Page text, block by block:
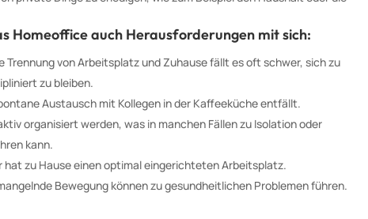
Homeoffice auch Herausforderungen mit sich:
Trennung von Arbeitsplatz und Zuhause fällt es oft schwer, sich zu
zu bleiben.
Austausch mit Kollegen in der Kaffeeküche entfällt.
organisiert werden, was in manchen Fällen zu Isolation oder
kann.
hat zu Hause einen optimal eingerichteten Arbeitsplatz.
Bewegung können zu gesundheitlichen Problemen führen.